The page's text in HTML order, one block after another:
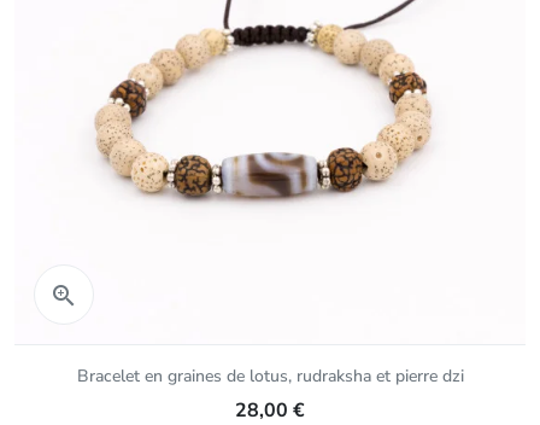

Bracelet en graines de lotus, rudraksha et pierre dzi
28,00 €